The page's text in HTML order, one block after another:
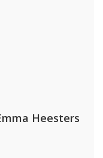
Heesters